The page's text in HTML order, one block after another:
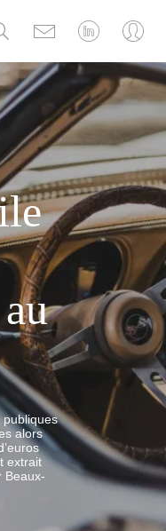
publiques
alors
extrait
Beaux-